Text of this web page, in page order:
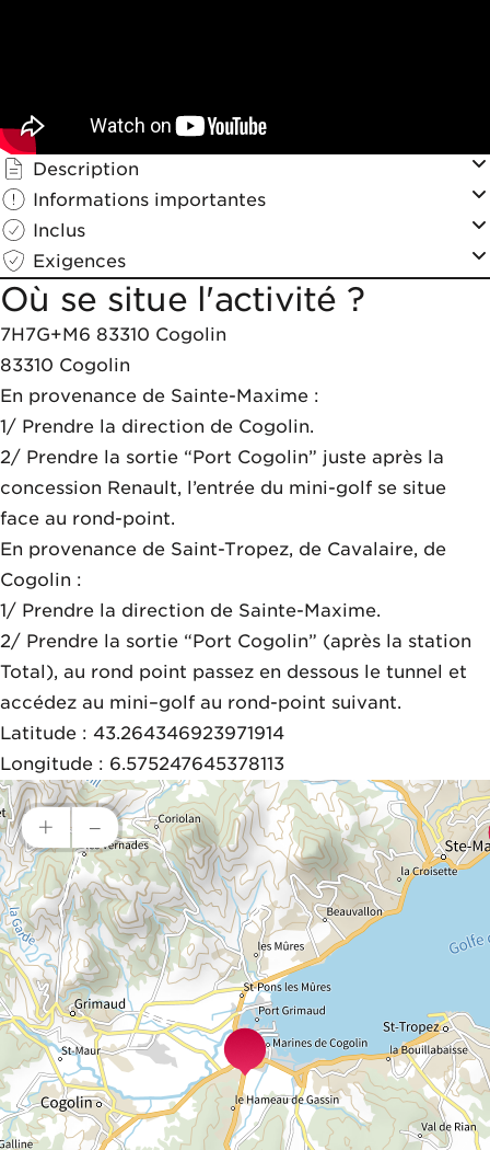
Description
Informations importantes
Inclus
Exigences
Où se situe l'activité ?
7H7G+M6 83310 Cogolin
83310 Cogolin
En provenance de Sainte-Maxime :
1/ Prendre la direction de Cogolin.
2/ Prendre la sortie “Port Cogolin” juste après la
concession Renault, l’entrée du mini-golf se situe
face au rond-point.
En provenance de Saint-Tropez, de Cavalaire, de
Cogolin :
1/ Prendre la direction de Sainte-Maxime.
2/ Prendre la sortie “Port Cogolin” (après la station
Total), au rond point passez en dessous le tunnel et
accédez au mini–golf au rond-point suivant.
Latitude : 43.264346923971914
Longitude : 6.575247645378113
+ –